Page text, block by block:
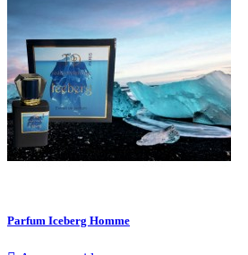
Parfum Iceberg Homme